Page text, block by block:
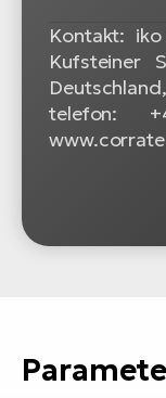
Kontakt:
Kufsteiner
telefon: